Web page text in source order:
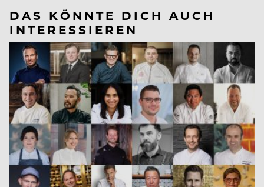
DAS KÖNNTE DICH AUCH
INTERESSIEREN